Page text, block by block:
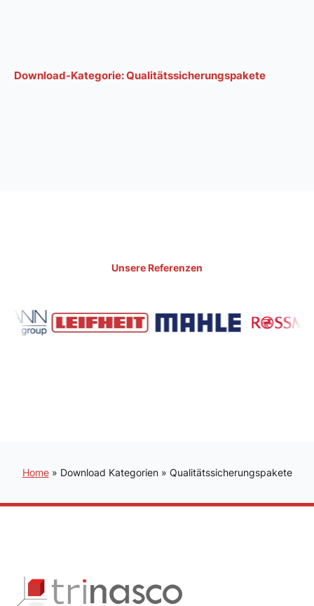
Download-Kategorie:Qualitätssicherungspakete
Unsere Referenzen
Home» Download Kategorien» Qualitätssicherungspakete